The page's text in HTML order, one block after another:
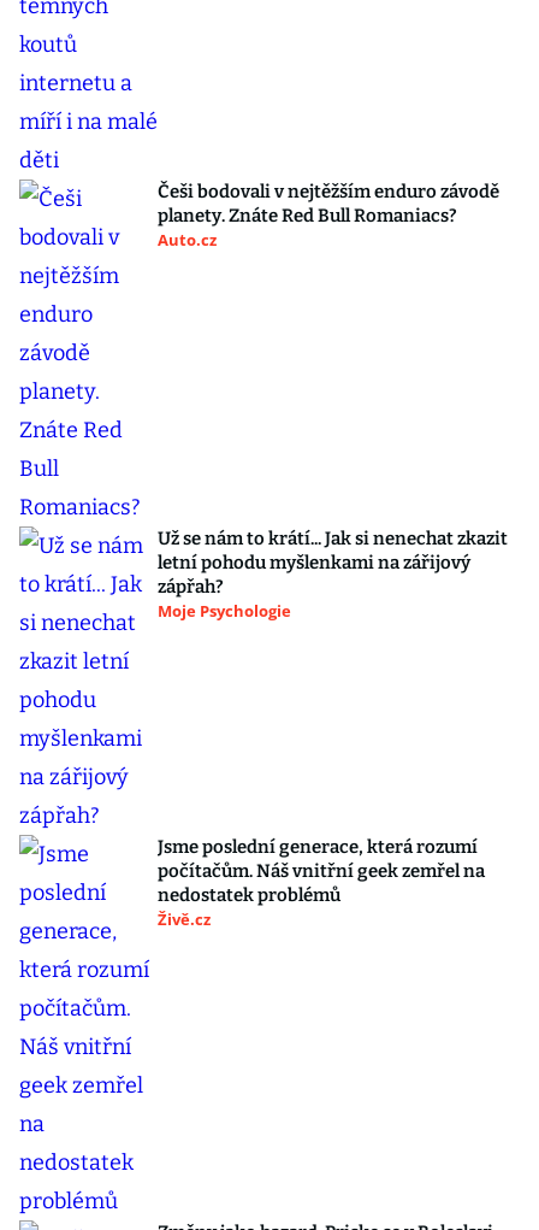
Češi bodovali v nejtěžším enduro závodě
planety. Znáte Red Bull Romaniacs?
Auto.cz
Už se nám to krátí... Jak si nenechat zkazit
letní pohodu myšlenkami na zářijový
zápřah?
Moje Psychologie
Jsme poslední generace, která rozumí
počítačům. Náš vnitřní geek zemřel na
nedostatek problémů
Živě.cz